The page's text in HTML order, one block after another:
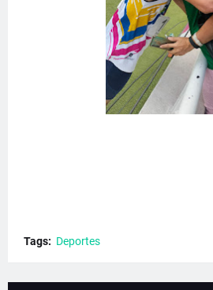
Tags: Deportes